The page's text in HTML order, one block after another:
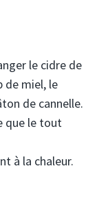
le cidre de
de miel, le
de cannelle.
que le tout
à la chaleur.